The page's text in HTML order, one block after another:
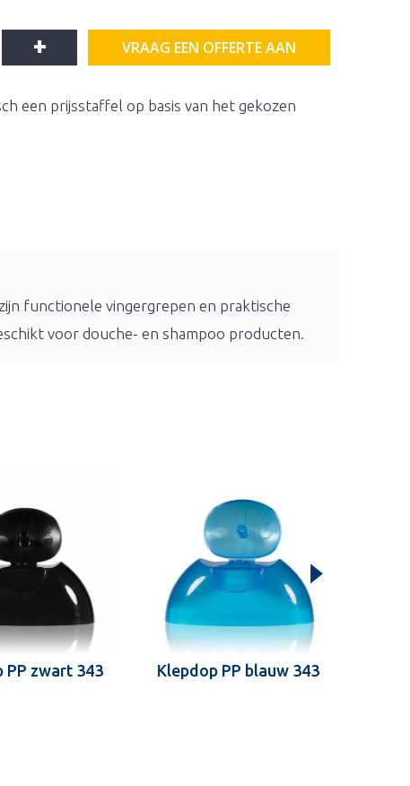
+ VRAAG EEN OFFERTE AAN
een prijsstaffel op basis van het gekozen
functionele vingergrepen en praktische
voor douche- en shampoo producten.
PP zwart 343 Klepdop PP blauw 343